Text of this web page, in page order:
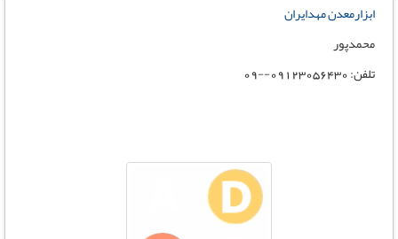
ابزارمعدن مهدایران
محمدپور
تلفن: 09123056430--09